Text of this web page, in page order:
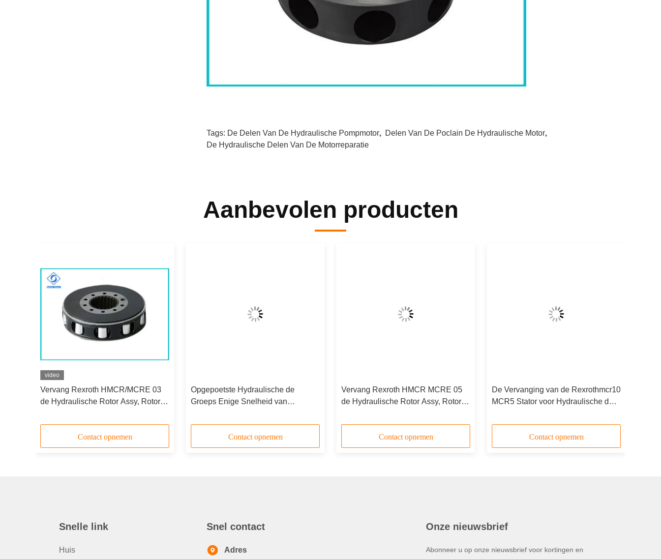
Tags: De Delen Van De Hydraulische Pompmotor, Delen Van De Poclain De Hydraulische Motor,
De Hydraulische Delen Van De Motorreparatie
Aanbevolen producten
video
Vervang Rexroth HMCR/MCRE 03
de Hydraulische Rotor Assy, Rotory-
Contact opnemen
Opgepoetste Hydraulische de
Groeps Enige Snelheid van
Vervangstukken/Rotory
Contact opnemen
Vervang Rexroth HMCR MCRE 05
de Hydraulische Rotor Assy, Rotory-
Contact opnemen
De Vervanging van de Rexrothmcr10
MCR5 Stator voor Hydraulische de
Aandrijvingsmotor
Contact opnemen
Snelle link
Huis
Snel contact
Adres
Onze nieuwsbrief
Abonneer u op onze nieuwsbrief voor kortingen en